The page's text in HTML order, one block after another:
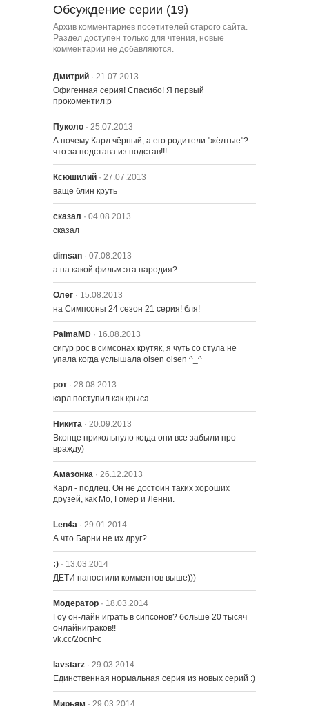
2413 – Едва ли, Кирк
2416 – При дворе Тёмного рыцаря
женщины
2418 – Проповеднические
разногласия
2419 – Виски-бизнес
2420 – Потрясающий мошенник
2421 – Сага о Карле
2422 – Опасности в поезде
2401 – Лунное сияние на реке
2402 – Дом ужасов 23
2403 – Приключения в Детском
Обсуждение серии (19)
Архив комментариев посетителей старого сайта.
Раздел доступен только для чтения, новые
комментарии не добавляются.
Дмитрий · 21.07.2013
Офигенная серия! Спасибо! Я первый
прокоментил:p
Пуколо · 25.07.2013
А почему Карл чёрный, а его родители "жёлтые"?
что за подстава из подстав!!!
Ксюшилий · 27.07.2013
ваще блин круть
сказал · 04.08.2013
сказал
dimsan · 07.08.2013
а на какой фильм эта пародия?
Олег · 15.08.2013
на Симпсоны 24 сезон 21 серия! бля!
PalmaMD · 16.08.2013
сигур рос в симсонах крутяк, я чуть со стула не
упала когда услышала olsen olsen ^_^
рот · 28.08.2013
карл поступил как крыса
Никита · 20.09.2013
Вконце прикольнуло когда они все забыли про
вражду)
Амазонка · 26.12.2013
Карл - подлец. Он не достоин таких хороших
друзей, как Мо, Гомер и Ленни.
Len4a · 29.01.2014
А что Барни не их друг?
:) · 13.03.2014
ДЕТИ напостили комментов выше)))
Модератор · 18.03.2014
Гоу он-лайн играть в сипсонов? больше 20 тысяч
онлайниграков!!
vk.cc/2ocnFc
lavstarz · 29.03.2014
Единственная нормальная серия из новых серий :)
Мирьям · 29.03.2014